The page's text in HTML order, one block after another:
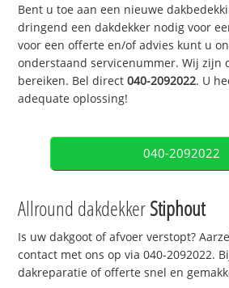
Bent u toe aan een nieuwe
dringend een dakdekker nodig voor
voor een offerte en/of advies kunt u
onderstaand servicenummer. Wij zijn
bereiken. Bel direct040-2092022. U
adequate oplossing!
040-2092022
Allround dakdekkerStiphout
Is uw dakgoot of afvoer verstopt?
contact met ons op via 040-2092022.
dakreparatie of offerte snel en